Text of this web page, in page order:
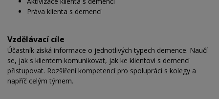
Práva klienta s demencí
Vzdělávací cíle
Účastník získá informace o jednotlivých typech demence. Naučí
se, jak s klientem komunikovat, jak ke klientovi s demencí
přistupovat. Rozšíření kompetencí pro spolupráci s kolegy a
napříč celým týmem.